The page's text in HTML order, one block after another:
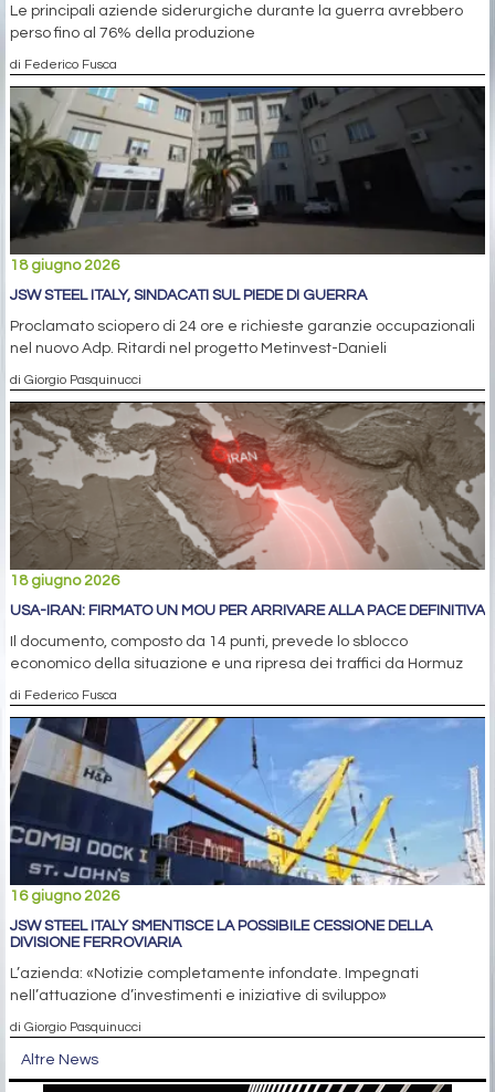
Le principali aziende siderurgiche durante la guerra avrebbero
perso fino al 76% della produzione
di Federico Fusca
18 giugno 2026
JSW STEEL ITALY, SINDACATI SUL PIEDE DI GUERRA
Proclamato sciopero di 24 ore e richieste garanzie occupazionali
nel nuovo Adp. Ritardi nel progetto Metinvest-Danieli
di Giorgio Pasquinucci
18 giugno 2026
USA-IRAN: FIRMATO UN MOU PER ARRIVARE ALLA PACE DEFINITIVA
Il documento, composto da 14 punti, prevede lo sblocco
economico della situazione e una ripresa dei traffici da Hormuz
di Federico Fusca
16 giugno 2026
JSW STEEL ITALY SMENTISCE LA POSSIBILE CESSIONE DELLA
DIVISIONE FERROVIARIA
L’azienda: «Notizie completamente infondate. Impegnati
nell’attuazione d’investimenti e iniziative di sviluppo»
di Giorgio Pasquinucci
Altre News